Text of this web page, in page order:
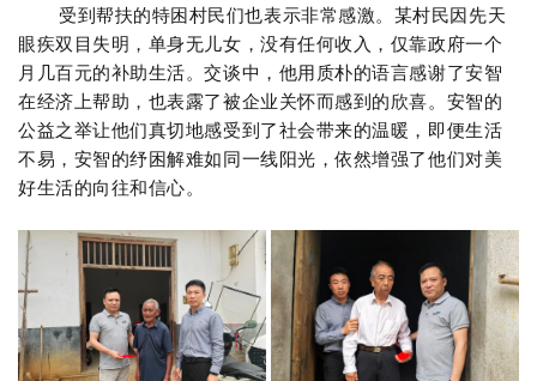
受到帮扶的特困村民们也表示非常感激。某村民因先天
眼疾双目失明，单身无儿女，没有任何收入，仅靠政府一个
月几百元的补助生活。交谈中，他用质朴的语言感谢了安智
在经济上帮助，也表露了被企业关怀而感到的欣喜。安智的
公益之举让他们真切地感受到了社会带来的温暖，即便生活
不易，安智的纾困解难如同一线阳光，依然增强了他们对美
好生活的向往和信心。